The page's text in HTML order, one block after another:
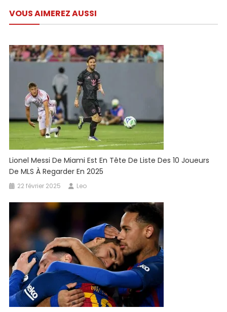
l’article
VOUS AIMEREZ AUSSI
Lionel Messi De Miami Est En Tête De Liste Des 10 Joueurs
De MLS À Regarder En 2025
22 février 2025 Leo